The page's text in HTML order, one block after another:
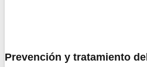
Prevención y tratamiento